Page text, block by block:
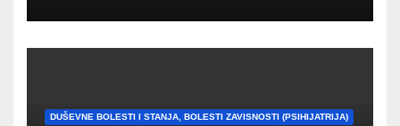
DUŠEVNE BOLESTI I STANJA, BOLESTI ZAVISNOSTI (PSIHIJATRIJA)